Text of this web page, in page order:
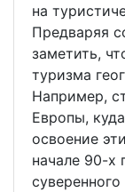
на
Предваряя
заметить,
туризма
Например,
Европы,
освоение
начале 90-х